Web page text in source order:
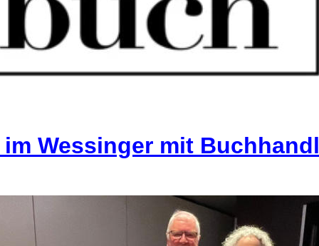
im Wessinger mit